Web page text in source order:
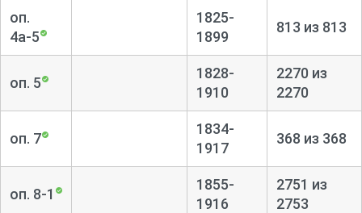
оп.
4а-5
1825-
1899
813 из 813
оп. 5
1828-
1910
2270 из
2270
оп. 7
1834-
1917
368 из 368
оп. 8-1
1855-
1916
2751 из
2753